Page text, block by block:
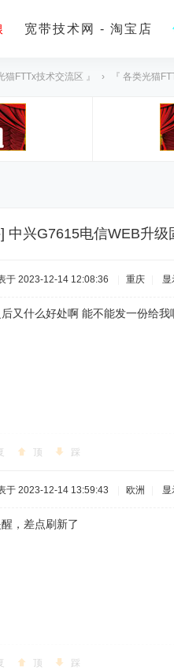
宽带技术网 - 淘宝店
猫FTTx技术交流区 』 › 『 各类光猫
中兴G7615电信WEB升
于 2023-12-14 12:08:36 重庆 显
又什么好处啊 能不能发一份给我
顶 踩
于 2023-12-14 13:59:43 欧洲 显
，差点刷新了
顶 踩